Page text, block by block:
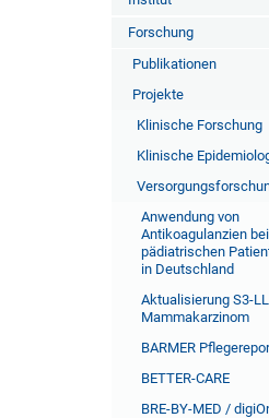
Forschung
Publikationen
Projekte
Klinische Forschung
Klinische
Anwendung von
Antikoagulanzien bei
pädiatrischen
in Deutschland
Aktualisierung S3-LL
Mammakarzinom
BARMER
BETTER-CARE
BRE-BY-MED /